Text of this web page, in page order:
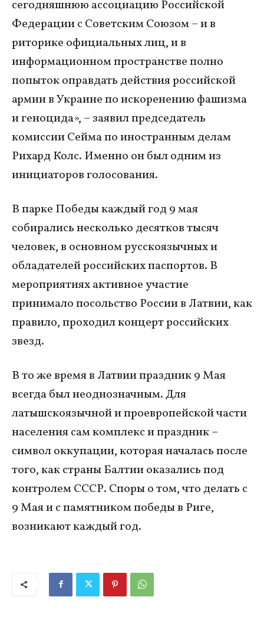
сегодняшнюю ассоциацию Российской
Федерации с Советским Союзом – и в
риторике официальных лиц, и в
информационном пространстве полно
попыток оправдать действия российской
армии в Украине по искоренению фашизма
и геноцида», – заявил председатель
комиссии Сейма по иностранным делам
Рихард Колс. Именно он был одним из
инициаторов голосования.
В парке Победы каждый год 9 мая
собирались несколько десятков тысяч
человек, в основном русскоязычных и
обладателей российских паспортов. В
мероприятиях активное участие
принимало посольство России в Латвии, как
правило, проходил концерт российских
звезд.
В то же время в Латвии праздник 9 Мая
всегда был неоднозначным. Для
латышскоязычной и проевропейской части
населения сам комплекс и праздник –
символ оккупации, которая началась после
того, как страны Балтии оказались под
контролем СССР. Споры о том, что делать с
9 Мая и с памятником победы в Риге,
возникают каждый год.